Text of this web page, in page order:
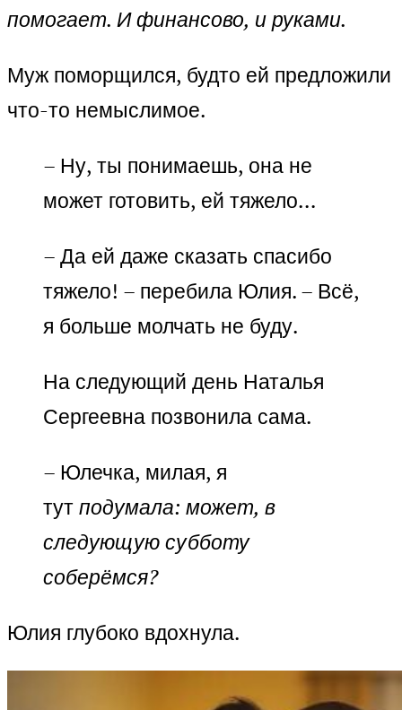
помогает. И финансово, и руками.
Муж поморщился, будто ей предложили
что-то немыслимое.
– Ну, ты понимаешь, она не
может готовить, ей тяжело…
– Да ей даже сказать спасибо
тяжело! – перебила Юлия. – Всё,
я больше молчать не буду.
На следующий день Наталья
Сергеевна позвонила сама.
– Юлечка, милая, я
тутподумала: может, в
следующую субботу
соберёмся?
Юлия глубоко вдохнула.